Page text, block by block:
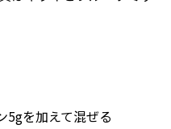
5gを加えて混ぜる